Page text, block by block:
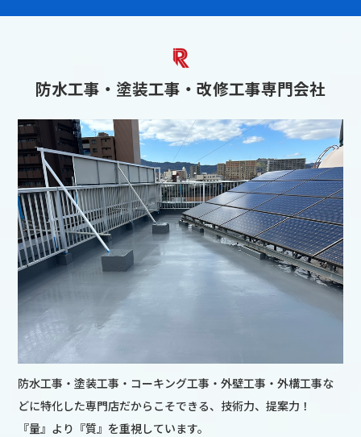
防水工事・塗装工事・改修工事専門会社
防水工事・塗装工事・コーキング工事・外壁工事・外構工事な
どに特化した専門店だからこそできる、技術力、提案力！
『量』より『質』を重視しています。